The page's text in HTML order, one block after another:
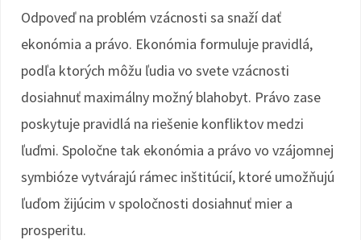
Odpoveď na problém vzácnosti sa snaží dať
ekonómia a právo. Ekonómia formuluje pravidlá,
podľa ktorých môžu ľudia vo svete vzácnosti
dosiahnuť maximálny možný blahobyt. Právo zase
poskytuje pravidlá na riešenie konfliktov medzi
ľuďmi. Spoločne tak ekonómia a právo vo vzájomnej
symbióze vytvárajú rámec inštitúcií, ktoré umožňujú
ľuďom žijúcim v spoločnosti dosiahnuť mier a
prosperitu.